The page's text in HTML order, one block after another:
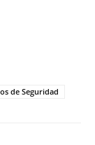
de Seguridad